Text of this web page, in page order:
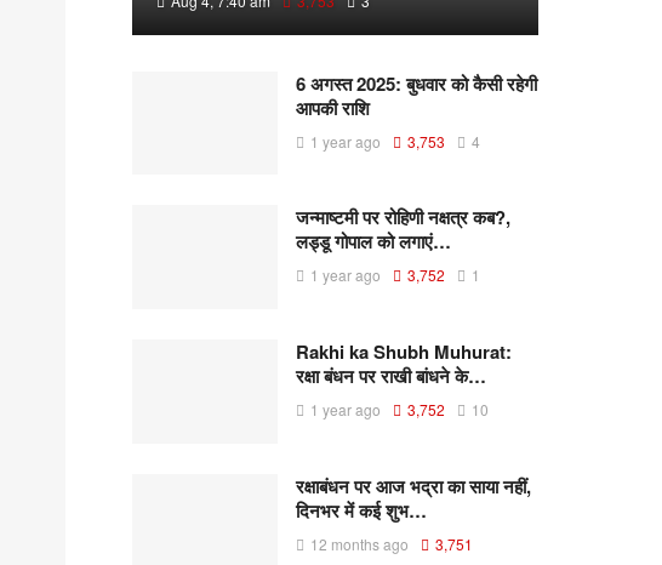
6 अगस्त 2025: बुधवार को कैसी रहेगी
आपकी राशि
1 year ago 3,753 4
जन्माष्टमी पर रोहिणी नक्षत्र कब?,
लड्डू गोपाल को लगाएं…
1 year ago 3,752 1
Rakhi ka Shubh Muhurat:
रक्षा बंधन पर राखी बांधने के…
1 year ago 3,752 10
रक्षाबंधन पर आज भद्रा का साया नहीं,
दिनभर में कई शुभ…
12 months ago 3,751